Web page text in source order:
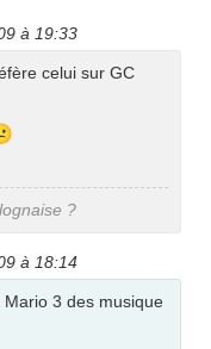
à 19:33
celui sur GC
?
à 18:14
3 des musique